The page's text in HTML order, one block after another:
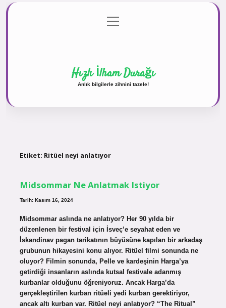
Gizlilik Politikası
menüyü
aç
Hızlı İlham Durağı
Anlık bilgilerle zihnini tazele!
Etiket: Ritüel neyi anlatıyor
Midsommar Ne Anlatmak Istiyor
Tarih: Kasım 16, 2024
Midsommar aslında ne anlatıyor? Her 90 yılda bir
düzenlenen bir festival için İsveç’e seyahat eden ve
İskandinav pagan tarikatının büyüsüne kapılan bir arkadaş
grubunun hikayesini konu alıyor. Ritüel filmi sonunda ne
oluyor? Filmin sonunda, Pelle ve kardeşinin Harga’ya
getirdiği insanların aslında kutsal festivale adanmış
kurbanlar olduğunu öğreniyoruz. Ancak Harga’da
gerçekleştirilen kurban ritüeli yedi kurban gerektiriyor,
ancak altı kurban var. Ritüel neyi anlatıyor? “The Ritual”